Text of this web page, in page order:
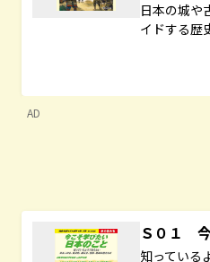
日本の城や
イドする歴
AD
Ｓ０１
知っている